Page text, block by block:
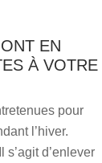
EN
À VOTRE
pour
l’hiver.
d’enlever